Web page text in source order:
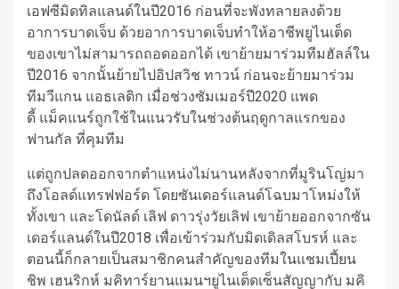
เอฟซีมิดทิลแลนด์ในปี2016 ก่อนที่จะพังทลายลงด้วย
อาการบาดเจ็บ ด้วยอาการบาดเจ็บทําให้อาชีพยูไนเต็ด
ของเขาไม่สามารถถอดออกได้ เขาย้ายมาร่วมทีมฮัลล์ใน
ปี2016 จากนั้นย้ายไปอิปสวิช ทาวน์ ก่อนจะย้ายมาร่วม
ทีมวีแกน แอธเลติก เมื่อช่วงซัมเมอร์ปี2020 แพด
ดี้ แม็คแนร์ถูกใช้ในแนวรับในช่วงต้นฤดูกาลแรกของ
ฟานกัล ที่คุมทีม
แต่ถูกปลดออกจากตําแหน่งไม่นานหลังจากที่มูรินโญ่มา
ถึงโอลด์แทรฟฟอร์ด โดยซันเดอร์แลนด์โฉบมาโหม่งให้
ทั้งเขา และโดนัลด์ เลิฟ ดาวรุ่งวัยเลิฟ เขาย้ายออกจากซัน
เดอร์แลนด์ในปี2018 เพื่อเข้าร่วมกับมิดเดิลสโบรห์ และ
ตอนนี้ก็กลายเป็นสมาชิกคนสําคัญของทีมในแชมเปี้ยน
ชิพ เฮนริกห์ มคิทาร์ยานแมนฯยูไนเต็ดเซ็นสัญญากับ มคิ